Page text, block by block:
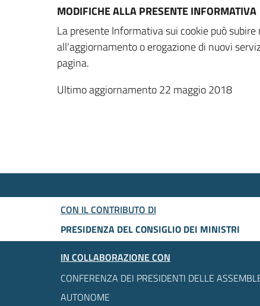
MODIFICHE ALLA PRESENTE INFORMATIVA
La presente Informativa sui cookie può
all'aggiornamento o erogazione di nuovi
pagina.
Ultimo aggiornamento 22 maggio 2018
CON IL CONTRIBUTO DI
PRESIDENZA DEL CONSIGLIO DEI MINISTRI
IN COLLABORAZIONE CON
CONFERENZA DEI PRESIDENTI DELLE
AUTONOME